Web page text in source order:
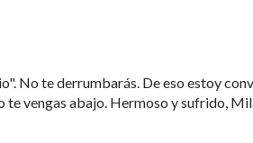
No te derrumbarás. De eso estoy
te vengas abajo. Hermoso y sufrido,